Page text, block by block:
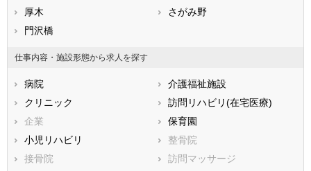
鹿児島県
横浜市栄区
横浜市泉区
横浜市青葉区
川崎市中原区
川崎市高津区
川崎市多摩区
川崎市宮前区
川崎市麻生区
相模原市すべて
相模原市緑区
相模原市中央区
厚木
さがみ野
門沢橋
仕事内容・施設形態から求人を探す
病院
介護福祉施設
クリニック
訪問リハビリ(在宅医療)
企業
保育園
小児リハビリ
整骨院
接骨院
訪問マッサージ